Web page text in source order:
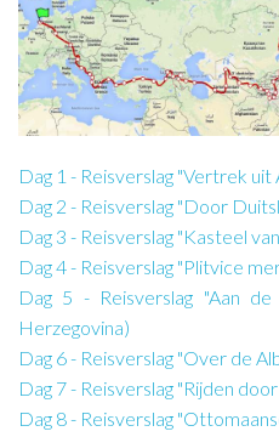
Dag 1 - Reisverslag "Vertrek
Dag 2 - Reisverslag "Door
Dag 3 - Reisverslag "Kasteel
Dag 4 - Reisverslag "Plitvice
Dag 5 - Reisverslag "Aan
Herzegovina)
Dag 6 - Reisverslag "Over de
Dag 7 - Reisverslag "Rijden
Dag 8 - Reisverslag